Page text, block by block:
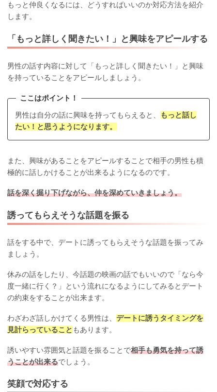
もっと仲良くなるには、どうすればいいのか対応方法を紹介
します。
「もっと詳しく聞きたい！」と興味をアピールする
男性の話す内容に対して「もっと詳しく聞きたい！」と興味
を持っていることをアピールしましょう。
ここはポイント！
男性は自分の話に興味を持ってもらえると、
もっと話し
たい！と思うようになります。
また、興味があることをアピールすることで相手の男性も積
極的に話しかけることが出来るようになるのです。
話を深く掘り下げながら、仲を深めていきましょう。
誘ってもらえそうな話題を振る
話をする中で、デートに誘ってもらえそうな話題を振ってみ
ましょう。
休みの話をしたり、今話題の映画の話でもいいので「なら今
度一緒に行く？」という流れになるようにしてみるとデート
の約束をすることが出来ます。
わざわざ話しかけてくる男性は、 デートに誘うタイミングを
見計らっていること もあります。
誘いやすい雰囲気と話題を振ることで相手も勇気を持って誘
うことが出来るでしょう。
笑顔で対応する